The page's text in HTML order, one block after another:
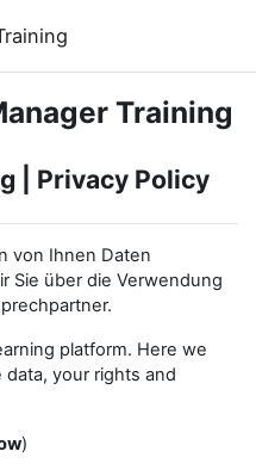
Training
| Privacy Policy
von Ihnen Daten
Sie über die Verwendung
platform. Here we
your rights and
)